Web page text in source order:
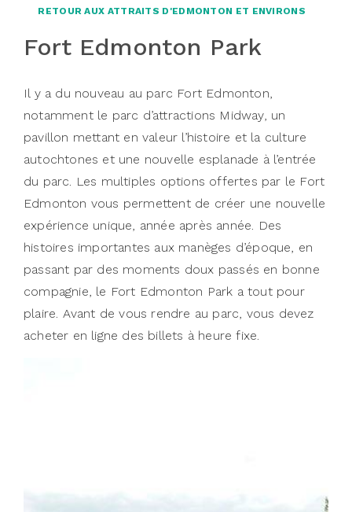
RETOUR AUX ATTRAITS D'EDMONTON ET ENVIRONS
Fort Edmonton Park
Il y a du nouveau au parc Fort Edmonton,
notamment le parc d’attractions Midway, un
pavillon mettant en valeur l’histoire et la culture
autochtones et une nouvelle esplanade à l’entrée
du parc. Les multiples options offertes par le Fort
Edmonton vous permettent de créer une nouvelle
expérience unique, année après année. Des
histoires importantes aux manèges d’époque, en
passant par des moments doux passés en bonne
compagnie, le Fort Edmonton Park a tout pour
plaire. Avant de vous rendre au parc, vous devez
acheter en ligne des billets à heure fixe.